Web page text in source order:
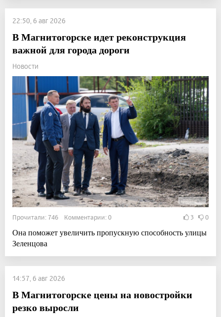
22:50, 6 авг 2026
В Магнитогорске идет реконструкция
важной для города дороги
Новости
Прочитали: 746 Комментарии: 0 3 0
Она поможет увеличить пропускную способность улицы
Зеленцова
14:57, 6 авг 2026
В Магнитогорске цены на новостройки
резко выросли